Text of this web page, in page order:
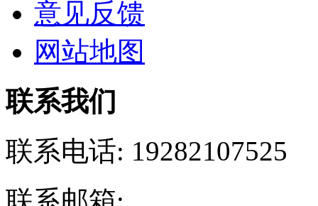
意见反馈
网站地图
联系我们
联系电话: 19282107525